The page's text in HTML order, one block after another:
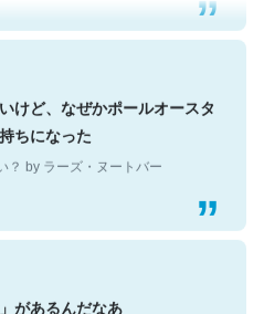
けど、なぜかポールオースタ
ちになった
？ by ラーズ・ヌートバー
があるんだなあ